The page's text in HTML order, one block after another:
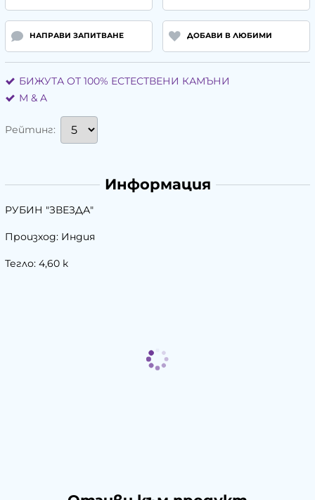
НАПРАВИ ЗАПИТВАНЕ ДОБАВИ В ЛЮБИМИ
БИЖУТА ОТ 100% ЕСТЕСТВЕНИ КАМЪНИ
М & A
Рейтинг:
Информация
РУБИН "ЗВЕЗДА"
Произход: Индия
Тегло: 4,60 к